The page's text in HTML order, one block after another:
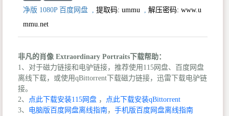
净版 1080P 百度网盘
提取码: ummu
解压密码: www.u
mmu.net
非凡的肖像 Extraordinary Portraits下载帮助：
1、对于磁力链接和电驴链接，推荐使用115网盘、百度网盘
离线下载，或使用qBittorrent下载磁力链接，迅雷下载电驴链
接。
2、
点此下载安装115网盘 ，
点此下载安装qBittorrent
3、
电脑版百度网盘离线指南， 手机版百度网盘离线指南